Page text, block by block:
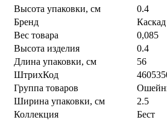
Высота упаковки, см
0.4
Бренд
Каскад
Вес товара
0,085
Высота изделия
0.4
Длина упаковки, см
56
ШтрихКод
Группа товаров
Ширина упаковки, см
2.5
Коллекция
Бест